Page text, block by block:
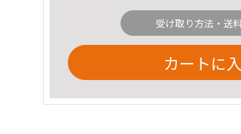
受け取り方法・送
カートに